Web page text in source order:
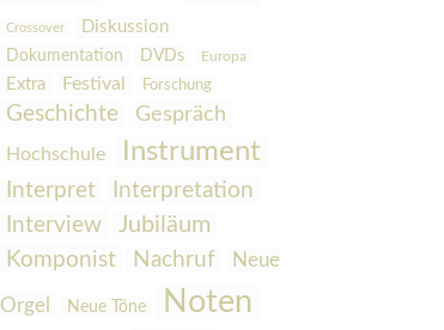
Crossover Diskussion
Dokumentation DVDs Europa
Extra Festival Forschung
Geschichte Gespräch
Hochschule Instrument
Interpret
Interpretation
Interview
Jubiläum
Komponist
Nachruf Neue
Orgel Neue Töne Noten